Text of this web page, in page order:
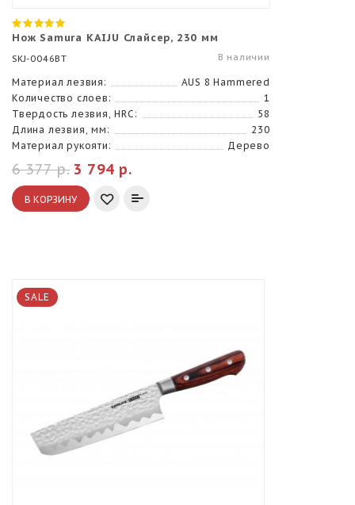
Нож Samura KAIJU Слайсер, 230 мм
SKJ-0046BT В наличии
Материал лезвия:
AUS 8 Hammered
Количество слоев:
1
Твердость лезвия, HRC:
58
Длина лезвия, мм:
230
Материал рукояти:
Дерево
3 794 р.
6 377 р.
В КОРЗИНУ
SALE